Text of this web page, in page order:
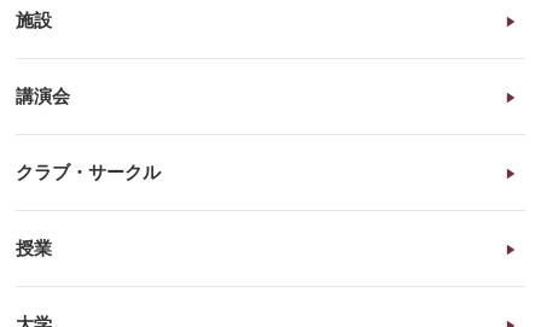
施設
講演会
クラブ・サークル
授業